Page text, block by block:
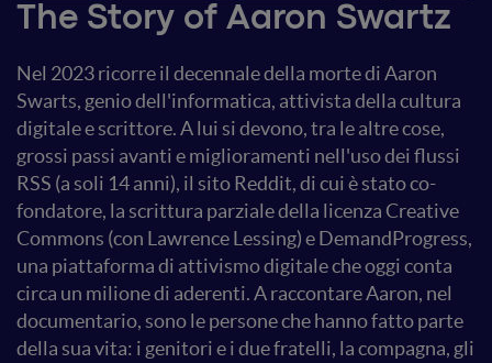
The Story of Aaron Swartz
Nel 2023 ricorre il decennale della morte di Aaron
Swarts, genio dell'informatica, attivista della cultura
digitale e scrittore. A lui si devono, tra le altre cose,
grossi passi avanti e miglioramenti nell'uso dei flussi
RSS (a soli 14 anni), il sito Reddit, di cui è stato co-
fondatore, la scrittura parziale della licenza Creative
Commons (con Lawrence Lessing) e DemandProgress,
una piattaforma di attivismo digitale che oggi conta
circa un milione di aderenti. A raccontare Aaron, nel
documentario, sono le persone che hanno fatto parte
della sua vita: i genitori e i due fratelli, la compagna, gli